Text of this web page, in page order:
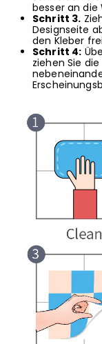
besser an die
Schritt 3.
Designseite
den Kleber
Schritt 4:
ziehen Sie